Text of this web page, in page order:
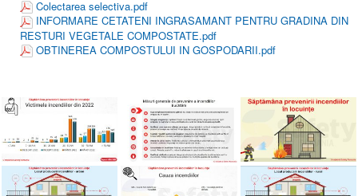
Colectarea selectiva.pdf
INFORMARE CETATENI INGRASAMANT PENTRU GRADINA DIN
RESTURI VEGETALE COMPOSTATE.pdf
OBTINEREA COMPOSTULUI IN GOSPODARII.pdf